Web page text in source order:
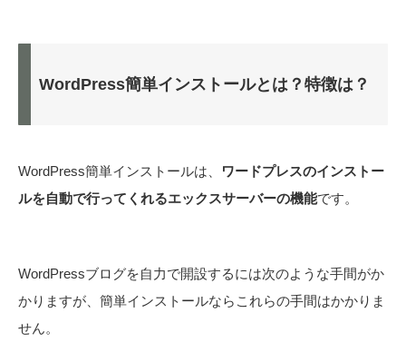
WordPress簡単インストールとは？特徴は？
WordPress簡単インストールは、
ワードプレスのインストー
ルを自動で行ってくれるエックスサーバーの機能です。
WordPressブログを自力で開設するには次のような手間がか
かりますが、簡単インストールならこれらの手間はかかりま
せん。